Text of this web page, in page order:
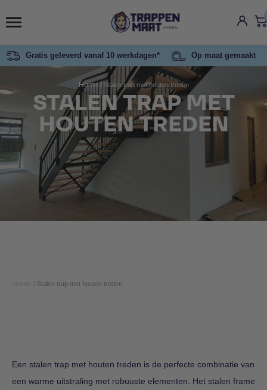
Gratis geleverd vanaf 10 werkdagen* Op maat gemaakt
Home / Stalen trap met houten treden
STALEN TRAP MET
HOUTEN TREDEN
/ Stalen trap met houten treden
Een stalen trap met houten treden is de perfecte combinatie van
een warme uitstraling met robuuste elementen. Het stalen frame